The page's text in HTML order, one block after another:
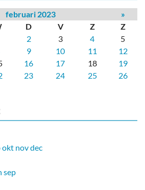
februari 2023
»
D V Z
Z
2 3 4
5
9 10 11
12
16 17 18
19
23 24 25
26
okt novdec
sep